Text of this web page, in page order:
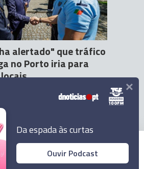
alertado" que tráfico
no Porto iria para
© 2023 Empresa Diário de Notícias, Lda.
Da espada às curtas
Ouvir Podcast
×